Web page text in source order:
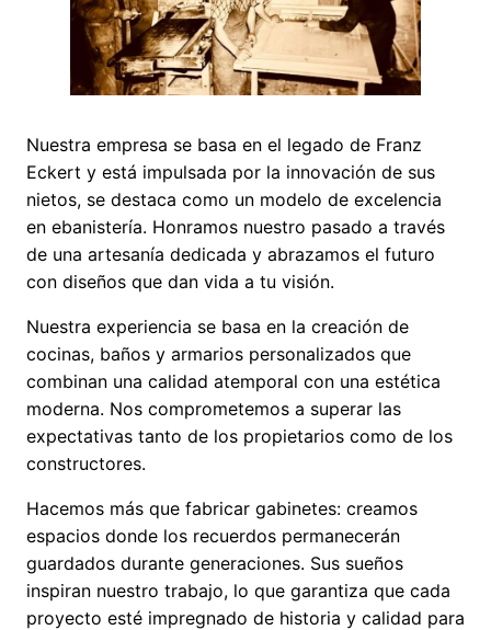
Nuestra empresa se basa en el legado de Franz
Eckert y está impulsada por la innovación de sus
nietos, se destaca como un modelo de excelencia
en ebanistería. Honramos nuestro pasado a través
de una artesanía dedicada y abrazamos el futuro
con diseños que dan vida a tu visión.
Nuestra experiencia se basa en la creación de
cocinas, baños y armarios personalizados que
combinan una calidad atemporal con una estética
moderna. Nos comprometemos a superar las
expectativas tanto de los propietarios como de los
constructores.
Hacemos más que fabricar gabinetes: creamos
espacios donde los recuerdos permanecerán
guardados durante generaciones. Sus sueños
inspiran nuestro trabajo, lo que garantiza que cada
proyecto esté impregnado de historia y calidad para